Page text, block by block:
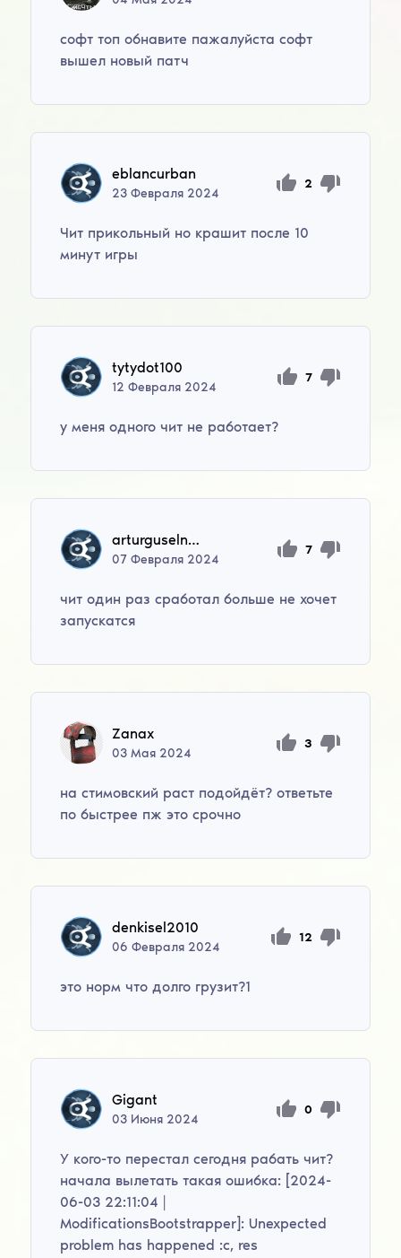
софт топ обнавите пажалуйста софт
вышел новый патч
eblancurban
23Февраля 2024
2
Чит прикольный но крашит после 10
минут игры
tytydot100
12Февраля 2024
7
у меня одного чит не работает?
arturguselnikov335
07Февраля 2024
7
чит один раз сработал больше не хочет
запускатся
Zanax
03Мая 2024
3
на стимовский раст подойдёт? ответьте
по быстрее пж это срочно
denkisel2010
06Февраля 2024
12
это норм что долго грузит?1
Gigant
03 Июня 2024
0
У кого-то перестал сегодня рабать чит?
начала вылетать такая ошибка: [2024-
06-03 22:11:04 |
ModificationsBootstrapper]: Unexpected
problem has happened :c, res